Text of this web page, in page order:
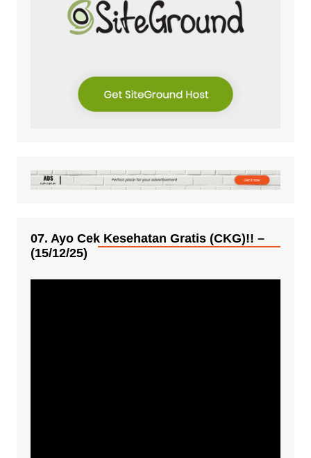
07. Ayo Cek Kesehatan Gratis (CKG)!! –
(15/12/25)